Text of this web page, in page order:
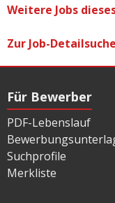
Weitere Jobs
Zur Job-
Für Bewerber
PDF-Lebenslauf
Suchprofile
Merkliste